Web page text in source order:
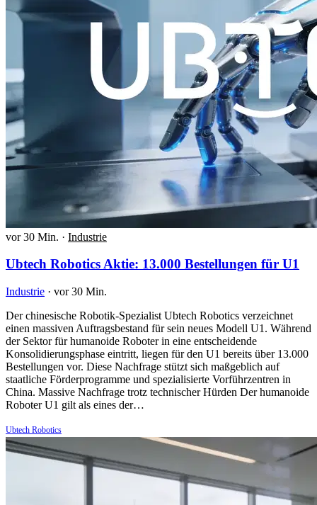
vor 30 Min. · Industrie
Ubtech Robotics Aktie: 13.000 Bestellungen für U1
Industrie · vor 30 Min.
Der chinesische Robotik-Spezialist Ubtech Robotics verzeichnet
einen massiven Auftragsbestand für sein neues Modell U1. Während
der Sektor für humanoide Roboter in eine entscheidende
Konsolidierungsphase eintritt, liegen für den U1 bereits über 13.000
Bestellungen vor. Diese Nachfrage stützt sich maßgeblich auf
staatliche Förderprogramme und spezialisierte Vorführzentren in
China. Massive Nachfrage trotz technischer Hürden Der humanoide
Roboter U1 gilt als eines der…
Ubtech Robotics